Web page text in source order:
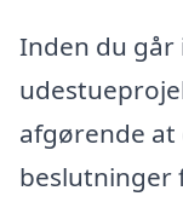
Inden du
afgørende at
beslutninger